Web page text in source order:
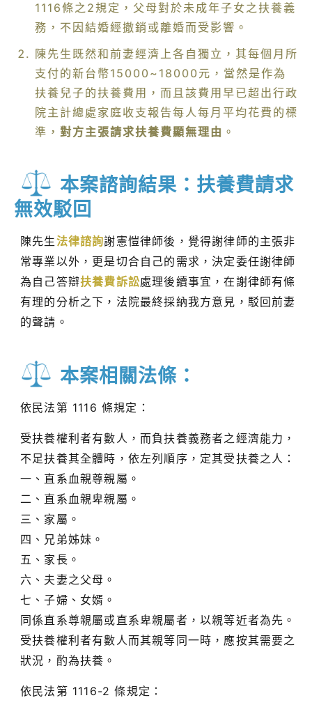
1116條之2規定，父母對於未成年子女之扶養義
務，不因結婚經撤銷或離婚而受影響。
陳先生既然和前妻經濟上各自獨立，其每個月所
支付的新台幣15000~18000元，當然是作為
扶養兒子的扶養費用，而且該費用早已超出行政
院主計總處家庭收支報告每人每月平均花費的標
準， 對方主張請求扶養費顯無理由 。
本案諮詢結果：扶養費請求
無效駁回
陳先生法律諮詢謝憲愷律師後，覺得謝律師的主張非
常專業以外，更是切合自己的需求，決定委任謝律師
為自己答辯扶養費訴訟處理後續事宜，在謝律師有條
有理的分析之下，法院最終採納我方意見，駁回前妻
的聲請。
本案相關法條：
依民法第 1116 條規定：
受扶養權利者有數人，而負扶養義務者之經濟能力，
不足扶養其全體時，依左列順序，定其受扶養之人：
一、直系血親尊親屬。
二、直系血親卑親屬。
三、家屬。
四、兄弟姊妹。
五、家長。
六、夫妻之父母。
七、子婦、女婿。
同係直系尊親屬或直系卑親屬者，以親等近者為先。
受扶養權利者有數人而其親等同一時，應按其需要之
狀況，酌為扶養。
依民法第 1116-2 條規定：